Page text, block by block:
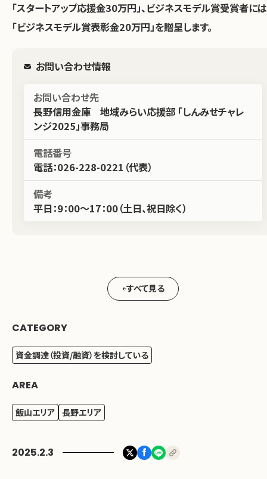
2025.2.3
「スタートアップ応援金30万円」、ビジネスモデル賞受賞者には
「ビジネスモデル賞表彰金20万円」を贈呈します。
お問い合わせ情報
お問い合わせ先
長野信用金庫 地域みらい応援部 「しんみせチャレ
ンジ2025」事務局
電話番号
電話：026-228-0221（代表）
備考
平日：9：00～17：00（土日、祝日除く）
すべて見る
CATEGORY
資金調達（投資/融資）を検討している
AREA
飯山エリア 長野エリア